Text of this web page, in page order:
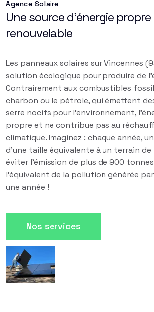
Agence Solaire
Une source d'énergie
renouvelable
Les panneaux solaires sur Vincennes
solution écologique pour produire de
Contrairement aux combustibles
charbon ou le pétrole, qui émettent
serre nocifs pour l'environnement,
propre et ne contribue pas au
climatique. Imaginez : chaque année,
d'une taille équivalente à un terrain
éviter l'émission de plus de 900 tonnes
l'équivalent de la pollution générée
une année !
Nos services